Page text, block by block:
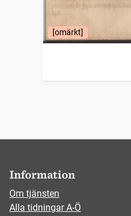
[omärkt]
Information
Om tjänsten
Alla tidningar A-Ö